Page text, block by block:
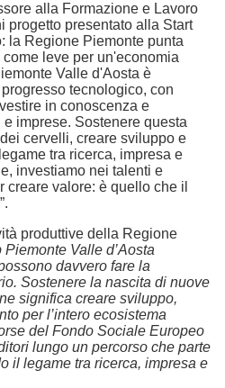
alla Formazione e Lavoro
progetto presentato alla Start
la Regione Piemonte punta
leve per un'economia
Valle d'Aosta è
tecnologico, con
in conoscenza e
imprese. Sostenere questa
cervelli, creare sviluppo e
tra ricerca, impresa e
investiamo nei talenti e
valore: è quello che il
produttive della Regione
Valle d’Aosta
davvero fare la
Sostenere la nascita di nuove
significa creare sviluppo,
per l’intero ecosistema
del Fondo Sociale Europeo
lungo un percorso che parte
il legame tra ricerca, impresa e